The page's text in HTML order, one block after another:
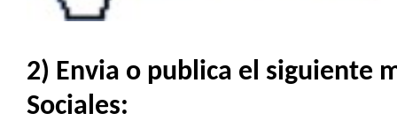
2) Envia o publica el siguiente
Sociales: